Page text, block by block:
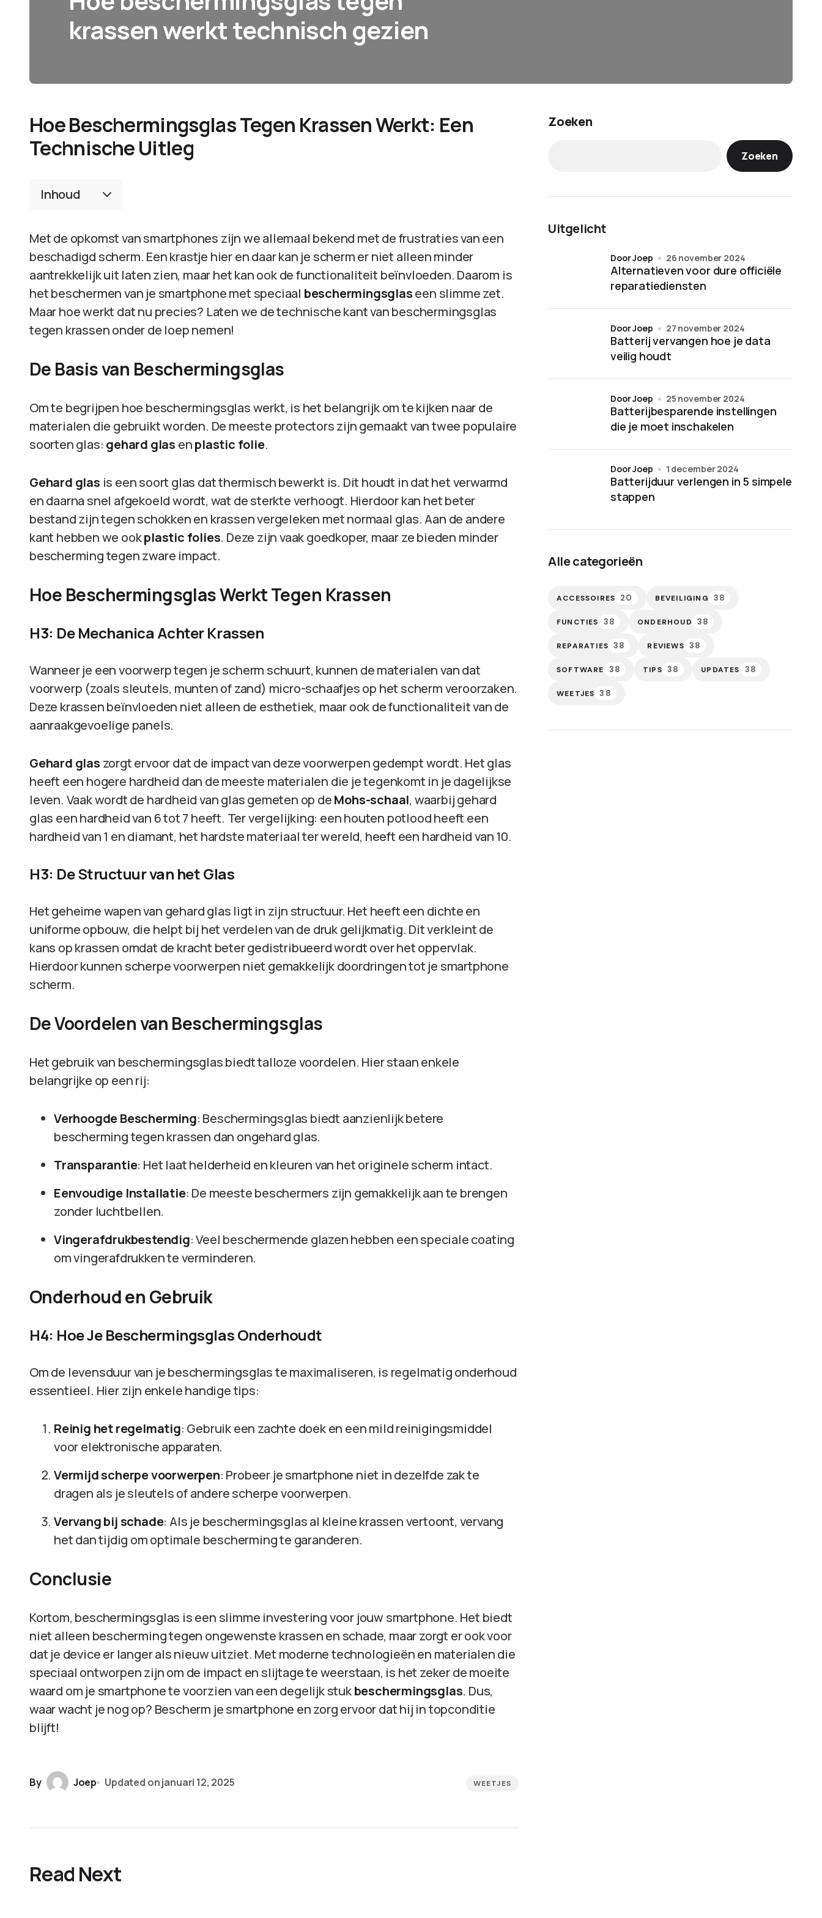
krassen werkt technisch gezien
Hoe Beschermingsglas Tegen Krassen Werkt: Een
Technische Uitleg
Inhoud
Met de opkomst van smartphones zijn we allemaal bekend met de frustraties van een
beschadigd scherm. Een krastje hier en daar kan je scherm er niet alleen minder
aantrekkelijk uit laten zien, maar het kan ook de functionaliteit beïnvloeden. Daarom is
het beschermen van je smartphone met speciaal beschermingsglaseen slimme zet.
Maar hoe werkt dat nu precies? Laten we de technische kant van beschermingsglas
tegen krassen onder de loep nemen!
De Basis van Beschermingsglas
Om te begrijpen hoe beschermingsglas werkt, is het belangrijk om te kijken naar de
materialen die gebruikt worden. De meeste protectors zijn gemaakt van twee populaire
soorten glas: gehard glas enplastic folie.
Gehard glas is een soort glas dat thermisch bewerkt is. Dit houdt in dat het verwarmd
en daarna snel afgekoeld wordt, wat de sterkte verhoogt. Hierdoor kan het beter
bestand zijn tegen schokken en krassen vergeleken met normaal glas. Aan de andere
kant hebben we ookplastic folies. Deze zijn vaak goedkoper, maar ze bieden minder
bescherming tegen zware impact.
Hoe Beschermingsglas Werkt Tegen Krassen
H3: De Mechanica Achter Krassen
Wanneer je een voorwerp tegen je scherm schuurt, kunnen de materialen van dat
voorwerp (zoals sleutels, munten of zand) micro-schaafjes op het scherm veroorzaken.
Deze krassen beïnvloeden niet alleen de esthetiek, maar ook de functionaliteit van de
aanraakgevoelige panels.
Gehard glas zorgt ervoor dat de impact van deze voorwerpen gedempt wordt. Het glas
heeft een hogere hardheid dan de meeste materialen die je tegenkomt in je dagelijkse
leven. Vaak wordt de hardheid van glas gemeten op deMohs-schaal, waarbij gehard
glas een hardheid van 6 tot 7 heeft. Ter vergelijking: een houten potlood heeft een
hardheid van 1 en diamant, het hardste materiaal ter wereld, heeft een hardheid van 10.
H3: De Structuur van het Glas
Het geheime wapen van gehard glas ligt in zijn structuur. Het heeft een dichte en
uniforme opbouw, die helpt bij het verdelen van de druk gelijkmatig. Dit verkleint de
kans op krassen omdat de kracht beter gedistribueerd wordt over het oppervlak.
Hierdoor kunnen scherpe voorwerpen niet gemakkelijk doordringen tot je smartphone
scherm.
De Voordelen van Beschermingsglas
Het gebruik van beschermingsglas biedt talloze voordelen. Hier staan enkele
belangrijke op een rij:
Verhoogde Bescherming: Beschermingsglas biedt aanzienlijk betere
bescherming tegen krassen dan ongehard glas.
Transparantie: Het laat helderheid en kleuren van het originele scherm intact.
Eenvoudige Installatie: De meeste beschermers zijn gemakkelijk aan te brengen
zonder luchtbellen.
Vingerafdrukbestendig: Veel beschermende glazen hebben een speciale coating
om vingerafdrukken te verminderen.
Onderhoud en Gebruik
H4: Hoe Je Beschermingsglas Onderhoudt
Om de levensduur van je beschermingsglas te maximaliseren, is regelmatig onderhoud
essentieel. Hier zijn enkele handige tips:
Reinig het regelmatig: Gebruik een zachte doek en een mild reinigingsmiddel
voor elektronische apparaten.
Vermijd scherpe voorwerpen: Probeer je smartphone niet in dezelfde zak te
dragen als je sleutels of andere scherpe voorwerpen.
Vervang bij schade: Als je beschermingsglas al kleine krassen vertoont, vervang
het dan tijdig om optimale bescherming te garanderen.
Conclusie
Kortom, beschermingsglas is een slimme investering voor jouw smartphone. Het biedt
niet alleen bescherming tegen ongewenste krassen en schade, maar zorgt er ook voor
dat je device er langer als nieuw uitziet. Met moderne technologieën en materialen die
speciaal ontworpen zijn om de impact en slijtage te weerstaan, is het zeker de moeite
waard om je smartphone te voorzien van een degelijk stukbeschermingsglas. Dus,
waar wacht je nog op? Bescherm je smartphone en zorg ervoor dat hij in topconditie
blijft!
By Joep Updated onjanuari 12, 2025 WEETJES
Read Next
Zoeken
Zoeken
Uitgelicht
Alternatieven voor dure officiële
reparatiediensten
door Joep 26 november 2024
Batterij vervangen hoe je data
veilig houdt
door Joep 27 november 2024
Batterijbesparende instellingen
die je moet inschakelen
door Joep 25 november 2024
Batterijduur verlengen in 5 simpele
stappen
door Joep 1 december 2024
Alle categorieën
ACCESSOIRES 20 BEVEILIGING 38
FUNCTIES 38 ONDERHOUD 38
REPARATIES 38 REVIEWS 38
SOFTWARE 38 TIPS 38 UPDATES 38
WEETJES 38